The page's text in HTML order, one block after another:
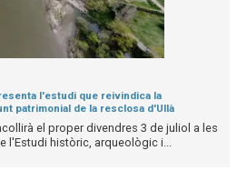
l'estudi que reivindica la
patrimonial de la resclosa d'Ullà
el proper divendres 3 de juliol a les
l'Estudi històric, arqueològic i...